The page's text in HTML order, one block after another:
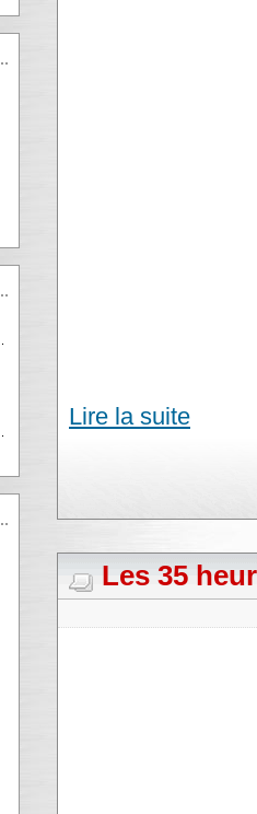
Lire la suite
Les 35